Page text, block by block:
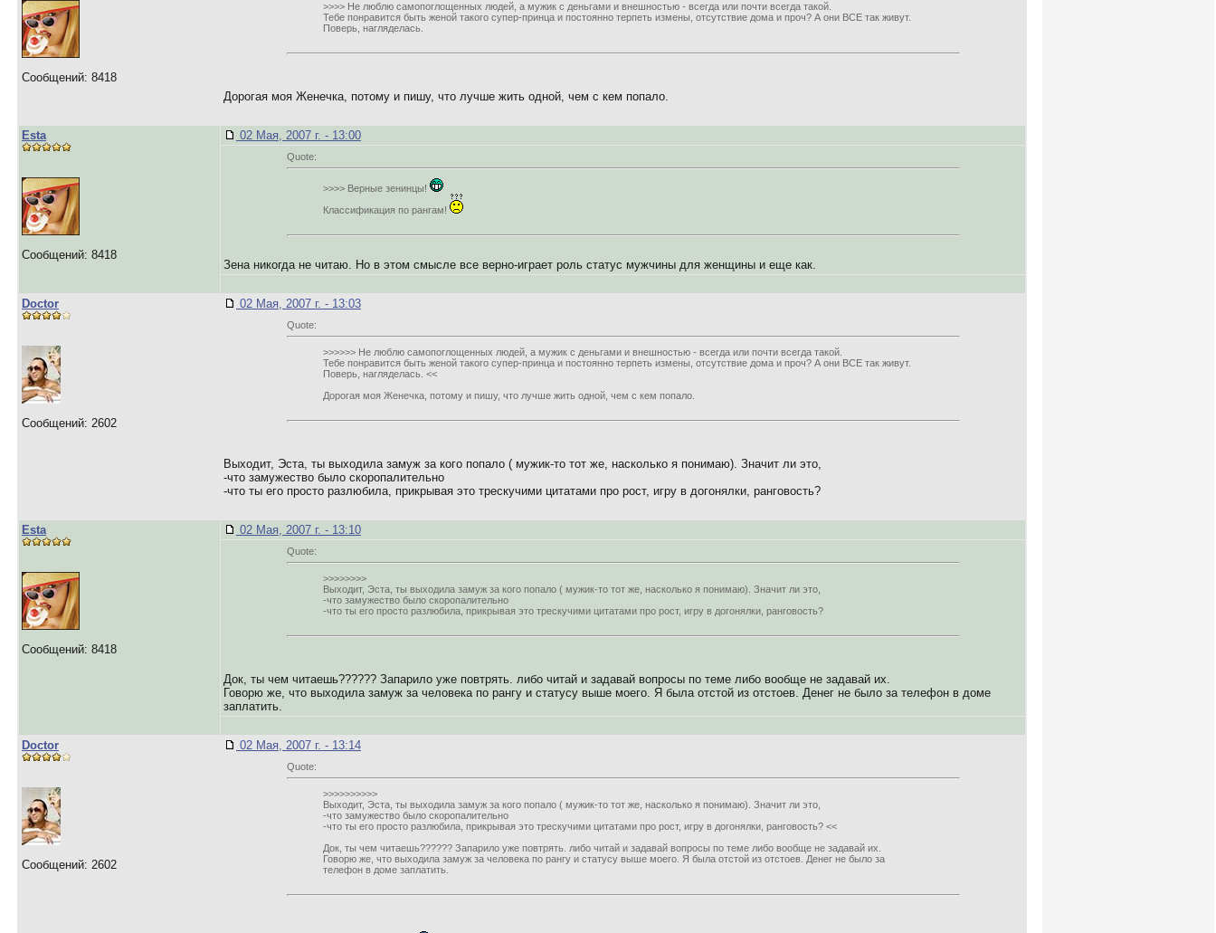
Сообщений: 8418
>>>> Не люблю самопоглощенных людей, а мужик с деньгами и внешностью - всегда или почти всегда такой.
Тебе понравится быть женой такого супер-принца и постоянно терпеть измены, отсутствие дома и проч? А они ВСЕ так живут.
Поверь, нагляделась.
Дорогая моя Женечка, потому и пишу, что лучше жить одной, чем с кем попало.
Esta
Сообщений: 8418
02 Мая, 2007 г. - 13:00
Quote:
>>>> Верные зенинцы!
Классификация по рангам!
Зена никогда не читаю. Но в этом смысле все верно-играет роль статус мужчины для женщины и еще как.
Doctor
Сообщений: 2602
02 Мая, 2007 г. - 13:03
Quote:
>>>>>> Не люблю самопоглощенных людей, а мужик с деньгами и внешностью - всегда или почти всегда такой.
Тебе понравится быть женой такого супер-принца и постоянно терпеть измены, отсутствие дома и проч? А они ВСЕ так живут.
Поверь, нагляделась. <<
Дорогая моя Женечка, потому и пишу, что лучше жить одной, чем с кем попало.
Выходит, Эста, ты выходила замуж за кого попало ( мужик-то тот же, насколько я понимаю). Значит ли это,
-что замужество было скоропалительно
-что ты его просто разлюбила, прикрывая это трескучими цитатами про рост, игру в догонялки, ранговость?
Esta
Сообщений: 8418
02 Мая, 2007 г. - 13:10
Quote:
>>>>>>>>
Выходит, Эста, ты выходила замуж за кого попало ( мужик-то тот же, насколько я понимаю). Значит ли это,
-что замужество было скоропалительно
-что ты его просто разлюбила, прикрывая это трескучими цитатами про рост, игру в догонялки, ранговость?
Док, ты чем читаешь?????? Запарило уже повтрять. либо читай и задавай вопросы по теме либо вообще не задавай их.
Говорю же, что выходила замуж за человека по рангу и статусу выше моего. Я была отстой из отстоев. Денег не было за телефон в доме
заплатить.
Doctor
Сообщений: 2602
02 Мая, 2007 г. - 13:14
Quote:
>>>>>>>>>>
Выходит, Эста, ты выходила замуж за кого попало ( мужик-то тот же, насколько я понимаю). Значит ли это,
-что замужество было скоропалительно
-что ты его просто разлюбила, прикрывая это трескучими цитатами про рост, игру в догонялки, ранговость? <<
Док, ты чем читаешь?????? Запарило уже повтрять. либо читай и задавай вопросы по теме либо вообще не задавай их.
Говорю же, что выходила замуж за человека по рангу и статусу выше моего. Я была отстой из отстоев. Денег не было за
телефон в доме заплатить.